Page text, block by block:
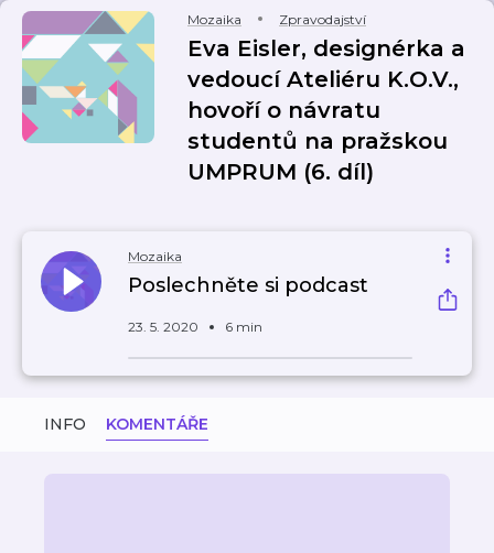
Mozaika Zpravodajství
Eva Eisler, designérka a
vedoucí Ateliéru K.O.V.,
hovoří o návratu
studentů na pražskou
UMPRUM (6. díl)
Mozaika
Poslechněte si podcast
23. 5. 2020 6 min
INFO KOMENTÁŘE